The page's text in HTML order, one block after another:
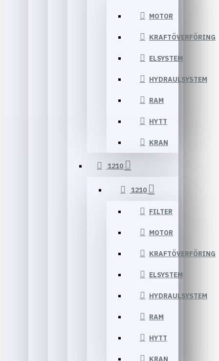
MOTOR
KRAFTÖVERFÖRING
ELSYSTEM
HYDRAULSYSTEM
RAM
HYTT
KRAN
1210
1210
FILTER
MOTOR
KRAFTÖVERFÖRING
ELSYSTEM
HYDRAULSYSTEM
RAM
HYTT
KRAN